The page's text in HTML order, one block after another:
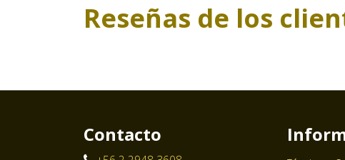
Reseñas de los
Contacto